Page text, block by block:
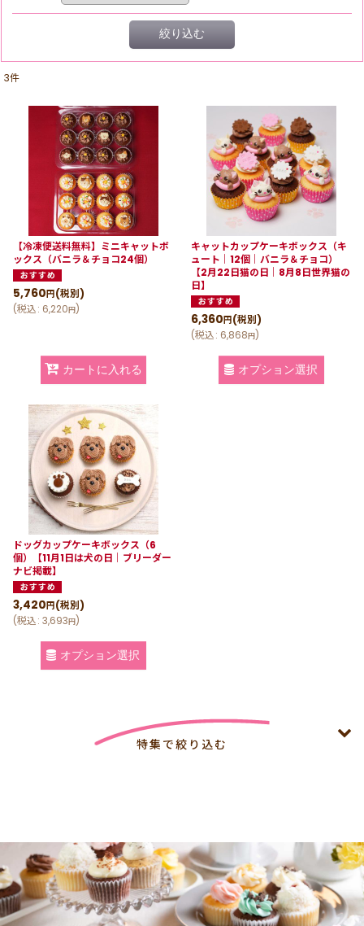
絞り込む
3件
【冷凍便送料無料】ミニキャットボ
ックス（バニラ＆チョコ24個）
5,760 円 (税別)
(税込: 6,220円)
カートに入れる
キャットカップケーキボックス（キ
ュート｜12個｜バニラ＆チョコ）
【2月22日猫の日｜8月8日世界猫の
日】
6,360 円 (税別)
(税込: 6,868円)
オプション選択
ドッグカップケーキボックス（6
個）【11月1日は犬の日｜ブリーダー
ナビ掲載】
3,420 円 (税別)
(税込: 3,693円)
オプション選択
特集で絞り込む
（8月末まで）
【法人向け】🏙 カスタムメイド・コーポレートギフト｜企
業・団体・学校・スポーツチームの方へ 4,000円以上で冷
凍配送無料（8月末まで）